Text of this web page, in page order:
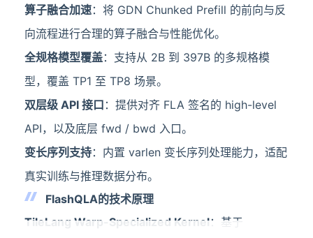
算子融合加速：将 GDN Chunked Prefill 的前向与反
向流程进行合理的算子融合与性能优化。
全规格模型覆盖：支持从 2B 到 397B 的多规格模
型，覆盖 TP1 至 TP8 场景。
双层级 API 接口 ：提供对齐 FLA 签名的 high-level
API，以及底层 fwd / bwd 入口。
变长序列支持：内置 varlen 变长序列处理能力，适配
真实训练与推理数据分布。
FlashQLA的技术原理
TileLang Warp-Specialized Kernel：基于